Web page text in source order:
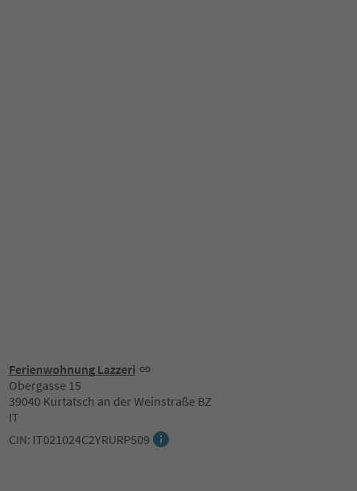
Ferienwohnung Lazzeri
Obergasse 15
39040 Kurtatsch an der Weinstraße BZ
IT
CIN: IT021024C2YRURP509